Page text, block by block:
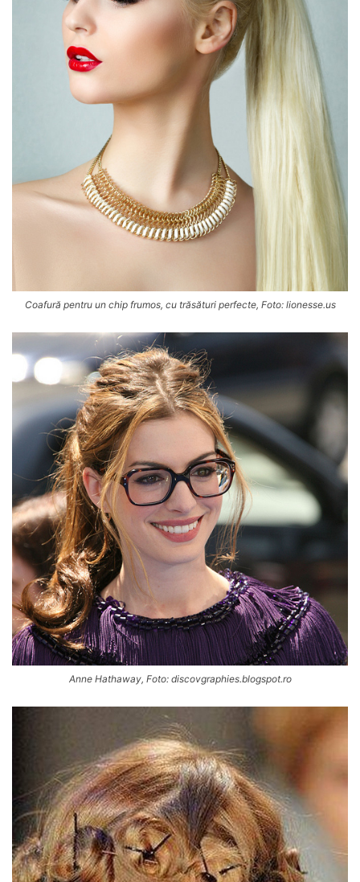
Coafură pentru un chip frumos, cu trăsături perfecte, Foto: lionesse.us
Anne Hathaway, Foto: discovgraphies.blogspot.ro